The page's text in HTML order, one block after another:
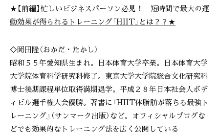
★【前編】忙しいビジネスパーソン必見！ 短時間で最大の運
動効果が得られるトレーニング「HIIT」とは？？★
◇岡田隆（おかだ・たかし）
昭和５５年愛知県生まれ。日本体育大学卒業。日本体育大学
大学院体育科学研究科修了。東京大学大学院総合文化研究科
博士後期課程単位取得満期退学。平成２８年日本社会人ボデ
ィビル選手権大会優勝。著書に『HIIT体脂肪が落ちる最強ト
レーニング』（サンマーク出版）など。オフィシャルブログな
どでも効果的なトレーニング法を広く公開している